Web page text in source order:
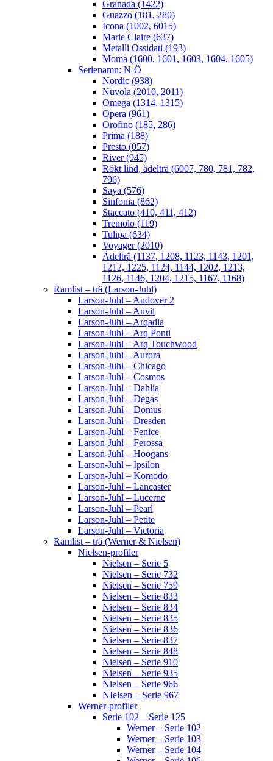
Granada (1422)
Guazzo (181, 280)
Icona (1002, 6015)
Marie Claire (637)
Metalli Ossidati (193)
Moma (1600, 1601, 1603, 1604, 1605)
Serienamn: N-Ö
Nordic (938)
Nuvola (2010, 2011)
Omega (1314, 1315)
Opera (961)
Orofino (185, 286)
Prima (188)
Presto (057)
River (945)
Rökt lind, ädelträ (6007, 780, 781, 782,
796)
Saya (576)
Sinfonia (862)
Staccato (410, 411, 412)
Tremolo (119)
Tulipa (634)
Voyager (2010)
Ädelträ (1137, 1208, 1123, 1143, 1201,
1212, 1225, 1124, 1144, 1202, 1213,
1126, 1146, 1204, 1215, 1167, 1168)
Ramlist – trä (Larson-Juhl)
Larson-Juhl – Andover 2
Larson-Juhl – Anvil
Larson-Juhl – Arqadia
Larson-Juhl – Arq Ponti
Larson-Juhl – Arq Touchwood
Larson-Juhl – Aurora
Larson-Juhl – Chicago
Larson-Juhl – Cosmos
Larson-Juhl – Dahlia
Larson-Juhl – Degas
Larson-Juhl – Domus
Larson-Juhl – Dresden
Larson-Juhl – Fenice
Larson-Juhl – Ferossa
Larson-Juhl – Hoogans
Larson-Juhl – Ipsilon
Larson-Juhl – Komodo
Larson-Juhl – Lancaster
Larson-Juhl – Lucerne
Larson-Juhl – Pearl
Larson-Juhl – Petite
Larson-Juhl – Victoria
Ramlist – trä (Werner & Nielsen)
Nielsen-profiler
Nielsen – Serie 5
Nielsen – Serie 732
Nielsen – Serie 759
Nielsen – Serie 833
Nielsen – Serie 834
Nielsen – Serie 835
Nielsen – Serie 836
Nielsen – Serie 837
Nielsen – Serie 848
Nielsen – Serie 910
Nielsen – Serie 935
Nielsen – Serie 966
NIelsen – Serie 967
Werner-profiler
Serie 102 – Serie 125
Werner – Serie 102
Werner – Serie 103
Werner – Serie 104